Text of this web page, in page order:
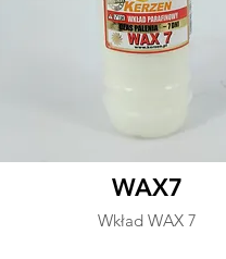
WAX7
Wkład WAX 7